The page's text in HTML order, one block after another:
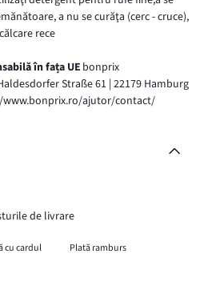
a nu se curăţa (cerc - cruce),
rece
în fața UE bonprix
Straße 61 | 22179 Hamburg
www.bonprix.ro/ajutor/contact/
de livrare
cu cardul
Plată ramburs